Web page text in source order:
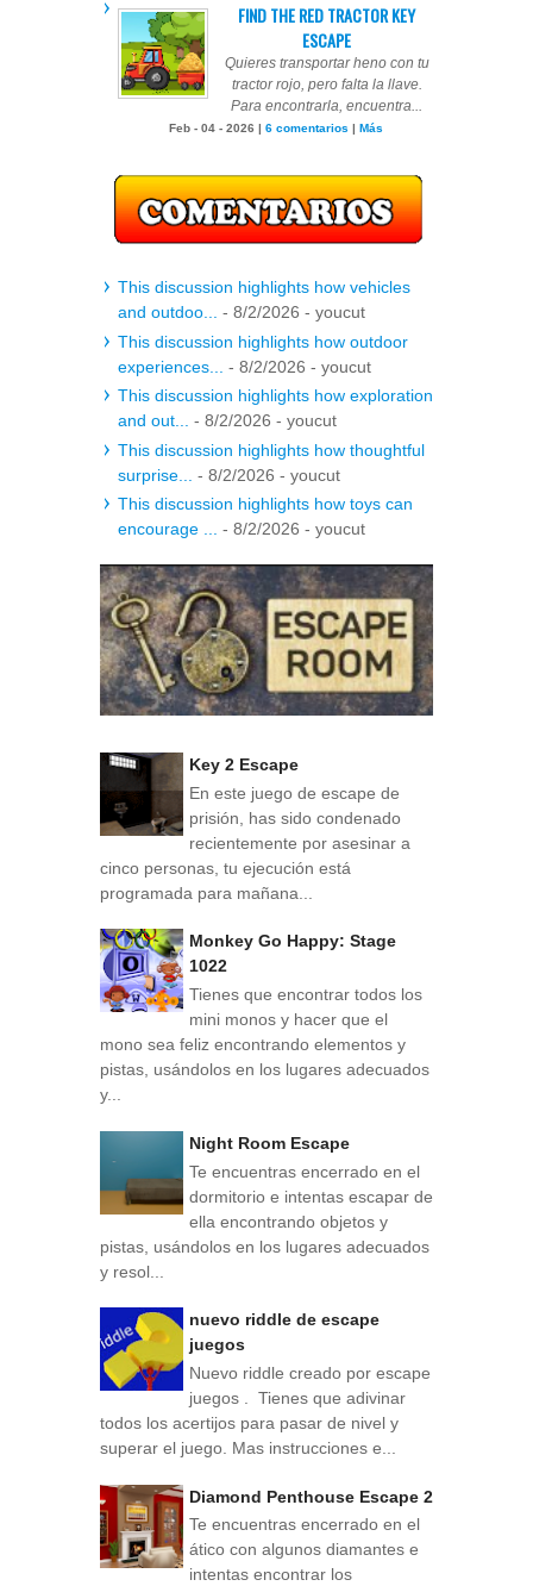
FIND THE RED TRACTOR KEY
ESCAPE
Quieres transportar heno con tu
tractor rojo, pero falta la llave.
Para encontrarla, encuentra...
Feb - 04 - 2026 | 6 comentarios Más
This discussion highlights how vehicles
and outdoo... - 8/2/2026 - youcut
This discussion highlights how outdoor
experiences...
- 8/2/2026 - youcut
This discussion highlights how exploration
and out... - 8/2/2026 - youcut
This discussion highlights how thoughtful
surprise...
- 8/2/2026 - youcut
This discussion highlights how toys can
encourage ... - 8/2/2026 - youcut
Key 2 Escape
En este juego de escape de
prisión, has sido condenado
recientemente por asesinar a
cinco personas, tu ejecución está
programada para mañana...
Monkey Go Happy: Stage
1022
Tienes que encontrar todos los
mini monos y hacer que el
mono sea feliz encontrando elementos y
pistas, usándolos en los lugares adecuados
y...
Night Room Escape
Te encuentras encerrado en el
dormitorio e intentas escapar de
ella encontrando objetos y
pistas, usándolos en los lugares adecuados
y resol...
nuevo riddle de escape
juegos
Nuevo riddle creado por escape
juegos . Tienes que adivinar
todos los acertijos para pasar de nivel y
superar el juego. Mas instrucciones e...
Diamond Penthouse Escape 2
Te encuentras encerrado en el
ático con algunos diamantes e
intentas encontrar los